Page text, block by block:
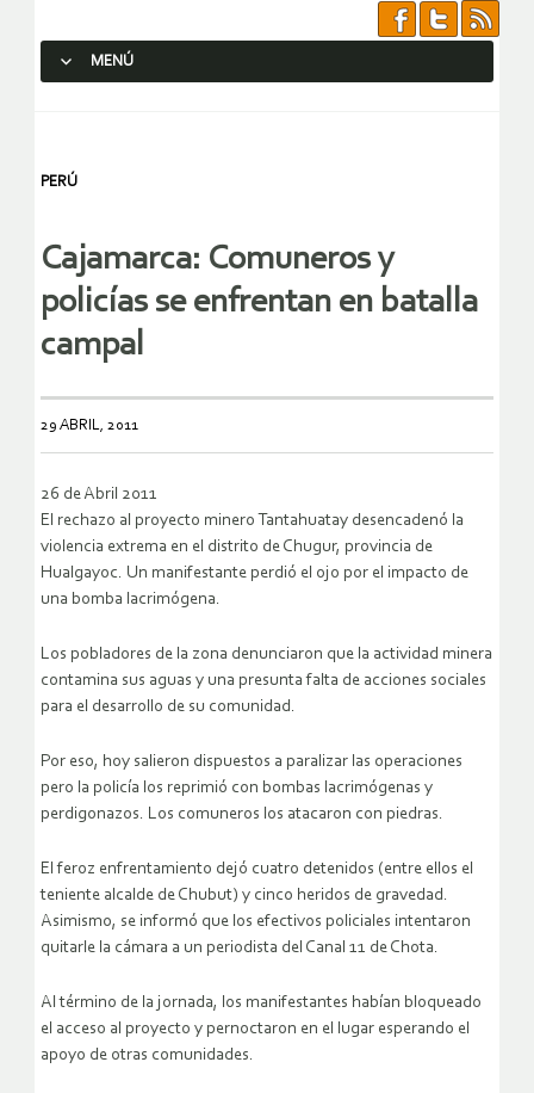
MENÚ
PERÚ
Cajamarca: Comuneros y
policías se enfrentan en batalla
campal
29 ABRIL, 2011
26 de Abril 2011
El rechazo al proyecto minero Tantahuatay desencadenó la
violencia extrema en el distrito de Chugur, provincia de
Hualgayoc. Un manifestante perdió el ojo por el impacto de
una bomba lacrimógena.
Los pobladores de la zona denunciaron que la actividad minera
contamina sus aguas y una presunta falta de acciones sociales
para el desarrollo de su comunidad.
Por eso, hoy salieron dispuestos a paralizar las operaciones
pero la policía los reprimió con bombas lacrimógenas y
perdigonazos. Los comuneros los atacaron con piedras.
El feroz enfrentamiento dejó cuatro detenidos (entre ellos el
teniente alcalde de Chubut) y cinco heridos de gravedad.
Asimismo, se informó que los efectivos policiales intentaron
quitarle la cámara a un periodista del Canal 11 de Chota.
Al término de la jornada, los manifestantes habían bloqueado
el acceso al proyecto y pernoctaron en el lugar esperando el
apoyo de otras comunidades.